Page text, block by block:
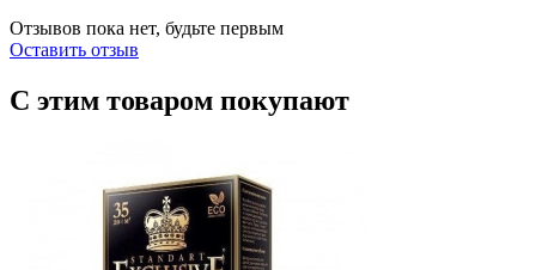
Отзывов пока нет, будьте первым
Оставить отзыв
С этим товаром покупают